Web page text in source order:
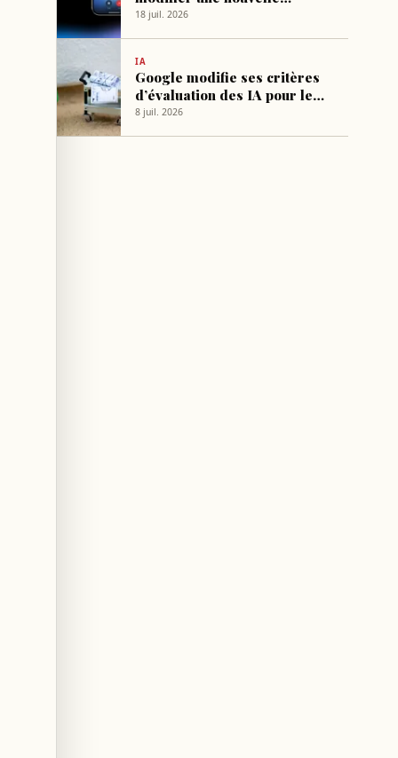
fonctionnalité d'Android
18 juil. 2026
IA
Google modifie ses critères
d’évaluation des IA pour le
codage Android, Fable 5 en
8 juil. 2026